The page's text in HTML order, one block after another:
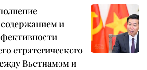
и
стратегического
Вьетнамом и